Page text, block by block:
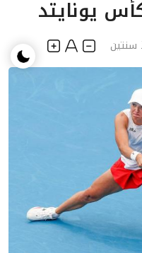
يونايتد
سنتين